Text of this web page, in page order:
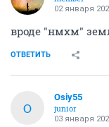
02 января
вроде "нмхм"
ОТВЕТИТЬ
O
Osiy55
junior
03 января